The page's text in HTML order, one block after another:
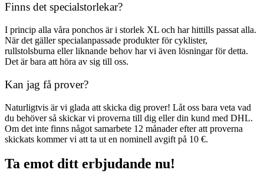
Finns det specialstorlekar?
I princip alla våra ponchos är i storlek XL och har hittills passat alla.
När det gäller specialanpassade produkter för cyklister,
rullstolsburna eller liknande behov har vi även lösningar för detta.
Det är bara att höra av sig till oss.
Kan jag få prover?
Naturligtvis är vi glada att skicka dig prover! Låt oss bara veta vad
du behöver så skickar vi proverna till dig eller din kund med DHL.
Om det inte finns något samarbete 12 månader efter att proverna
skickats kommer vi att ta ut en nominell avgift på 10 €.
Ta emot ditt erbjudande nu!